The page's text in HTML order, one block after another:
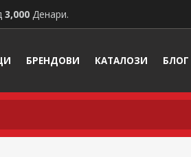
3,000 Денари.
БРЕНДОВИ КАТАЛОЗИ БЛОГ